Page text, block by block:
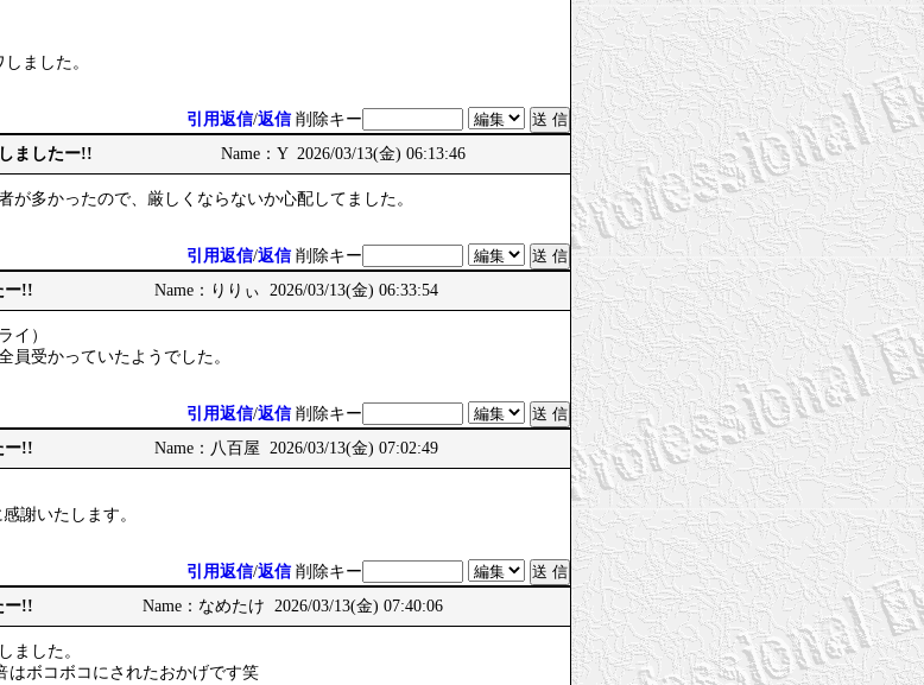
ました。
引用返信/返信 削除キー
ましたー!! Name：Y 2026/03/13(金) 06:13:46
が多かったので、厳しくならないか心配してました。
引用返信/返信 削除キー
ー!! Name：りりぃ 2026/03/13(金) 06:33:54
イ）
員受かっていたようでした。
引用返信/返信 削除キー
ー!! Name：八百屋 2026/03/13(金) 07:02:49
謝いたします。
引用返信/返信 削除キー
ー!! Name：なめたけ 2026/03/13(金) 07:40:06
ました。
はボコボコにされたおかげです笑